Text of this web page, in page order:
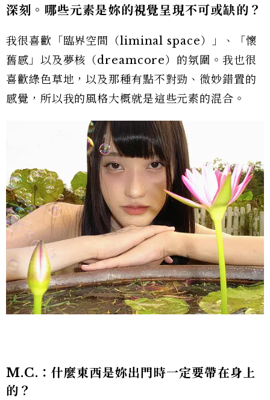
深刻。哪些元素是妳的視覺呈現不可或缺的 ？
我很喜歡「臨界空間（liminal space）」、「懷
舊感」以及夢核（dreamcore）的氛圍。我也很
喜歡綠色草地，以及那種有點不對勁、微妙錯置的
感覺，所以我的風格大概就是這些元素的混合。
M.C.： 什麼東西是妳出門時一定要帶在身上
的？